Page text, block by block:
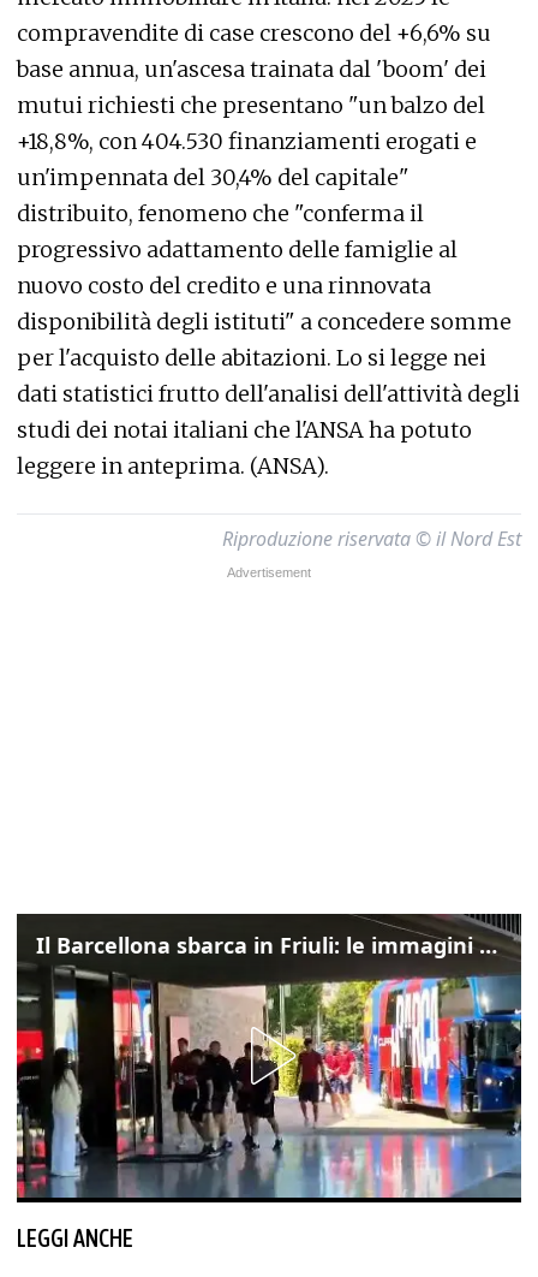
compravendite di case crescono del +6,6% su
base annua, un'ascesa trainata dal 'boom' dei
mutui richiesti che presentano "un balzo del
+18,8%, con 404.530 finanziamenti erogati e
un'impennata del 30,4% del capitale"
distribuito, fenomeno che "conferma il
progressivo adattamento delle famiglie al
nuovo costo del credito e una rinnovata
disponibilità degli istituti" a concedere somme
per l'acquisto delle abitazioni. Lo si legge nei
dati statistici frutto dell'analisi dell'attività degli
studi dei notai italiani che l'ANSA ha potuto
leggere in anteprima. (ANSA).
Riproduzione riservata © il Nord Est
Il Barcellona sbarca in Friuli: le immagini dell'arrivo in albergo
LEGGI ANCHE